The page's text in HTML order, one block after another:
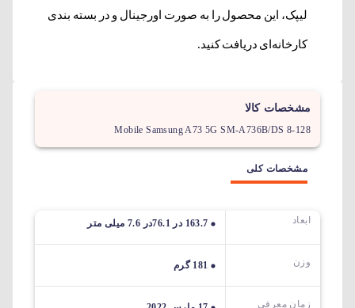
لیپک، این محصول را به صورت اورجینال و در بسته بندی
کارخانه‌ای دریافت کنید.
مشخصات کالا
Mobile Samsung A73 5G SM-A736B/DS 8-128
مشخصات کلی
ابعاد 163.7 در 76.1در 7.6 میلی متر
وزن 181 گرم
زمان معرفی